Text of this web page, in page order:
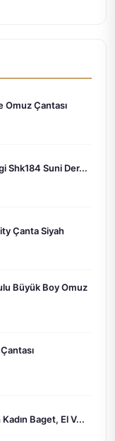
Omuz Çantası
Shk184 Suni Der...
Çanta Siyah
Büyük Boy Omuz
Baget, El V...